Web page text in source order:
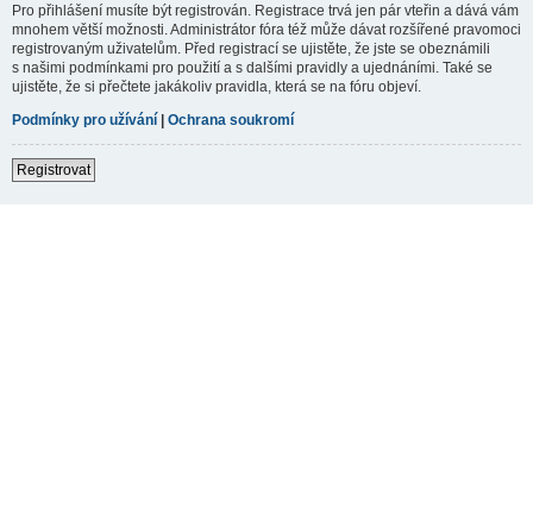
Pro přihlášení musíte být registrován. Registrace trvá jen pár vteřin a dává vám
mnohem větší možnosti. Administrátor fóra též může dávat rozšířené pravomoci
registrovaným uživatelům. Před registrací se ujistěte, že jste se obeznámili
s našimi podmínkami pro použití a s dalšími pravidly a ujednáními. Také se
ujistěte, že si přečtete jakákoliv pravidla, která se na fóru objeví.
Podmínky pro užívání | Ochrana soukromí
Registrovat